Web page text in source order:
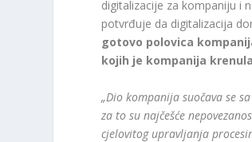
digitalizacije za kompaniju i
potvrđuje da digitalizacija
gotovo polovica
kojih je kompanija
„Dio kompanija suočava se
za to su najčešće
cjelovitog upravljanja